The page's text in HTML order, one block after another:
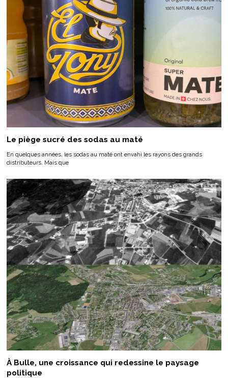
Le piège sucré des sodas au maté
En quelques années, les sodas au maté ont envahi les rayons des grands
distributeurs. Mais que
À Bulle, une croissance qui redessine le paysage
politique